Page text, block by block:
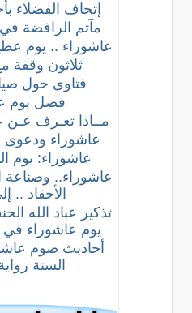
إتحاف الفضلاء
مآتم الرافضة
عاشوراء .. يوم
ثلاثون وقفة
فتاوى حول
فضل يوم
مــاذا تعـرف عـن
عاشوراء
عاشوراء: يوم
عاشوراء.. وصناعة
الأحقاد ..
تذكير عباد الله
يوم عاشوراء
أحاديث صوم
الستة